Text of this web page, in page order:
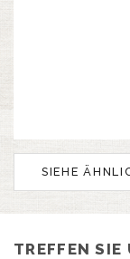
SIEHE
TREFFEN SIE